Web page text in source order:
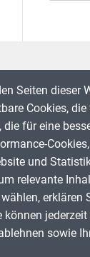
Seiten dieser
Cookies,
für eine
und
relevante
wählen,
können
sowie